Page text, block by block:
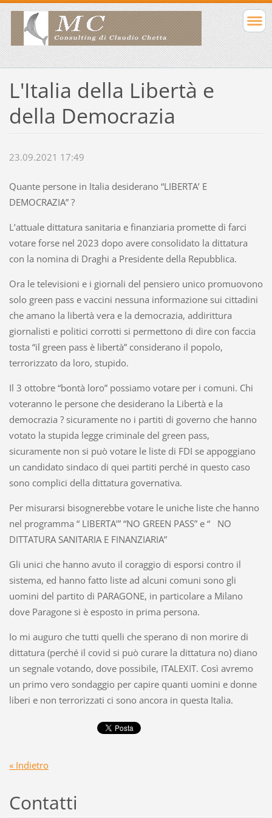
L'Italia della Libertà e
della Democrazia
23.09.2021 17:49
Quante persone in Italia desiderano “LIBERTA’ E
DEMOCRAZIA” ?
L’attuale dittatura sanitaria e finanziaria promette di farci
votare forse nel 2023 dopo avere consolidato la dittatura
con la nomina di Draghi a Presidente della Repubblica.
Ora le televisioni e i giornali del pensiero unico promuovono
solo green pass e vaccini nessuna informazione sui cittadini
che amano la libertà vera e la democrazia, addirittura
giornalisti e politici corrotti si permettono di dire con faccia
tosta “il green pass è libertà” considerano il popolo,
terrorizzato da loro, stupido.
Il 3 ottobre “bontà loro” possiamo votare per i comuni. Chi
voteranno le persone che desiderano la Libertà e la
democrazia ? sicuramente no i partiti di governo che hanno
votato la stupida legge criminale del green pass,
sicuramente non si può votare le liste di FDI se appoggiano
un candidato sindaco di quei partiti perché in questo caso
sono complici della dittatura governativa.
Per misurarsi bisognerebbe votare le uniche liste che hanno
nel programma “ LIBERTA’” “NO GREEN PASS” e “ NO
DITTATURA SANITARIA E FINANZIARIA”
Gli unici che hanno avuto il coraggio di esporsi contro il
sistema, ed hanno fatto liste ad alcuni comuni sono gli
uomini del partito di PARAGONE, in particolare a Milano
dove Paragone si è esposto in prima persona.
Io mi auguro che tutti quelli che sperano di non morire di
dittatura (perché il covid si può curare la dittatura no) diano
un segnale votando, dove possibile, ITALEXIT. Così avremo
un primo vero sondaggio per capire quanti uomini e donne
liberi e non terrorizzati ci sono ancora in questa Italia.
« Indietro
Contatti